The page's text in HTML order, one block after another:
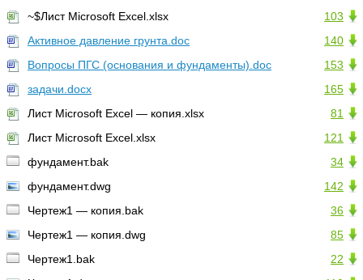
103
~$Лист Microsoft Excel.xlsx
140
Активное давление грунта.doc
153
Вопросы ПГС (основания и фундаменты).doc
165
задачи.docx
81
Лист Microsoft Excel — копия.xlsx
121
Лист Microsoft Excel.xlsx
34
фундамент.bak
142
фундамент.dwg
36
Чертеж1 — копия.bak
85
Чертеж1 — копия.dwg
22
Чертеж1.bak